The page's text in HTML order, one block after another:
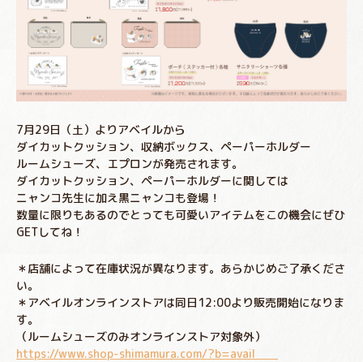
7月29日（土）よりアベイルから
ダイカットクッション、収納ボックス、ペーパーホルダー
ルームシューズ、エプロンが発売されます。
ダイカットクッション、ペーパーホルダーに関しては
ニャンコ先生に加え黒ニャンコも登場！
数量に限りもあるのでとっても可愛いアイテムをこの機会にぜひ
GETしてね！
＊店舗によって在庫状況が異なります。あらかじめご了承くださ
い。
＊アベイルオンラインストアは同日12:00より販売開始になりま
す。
（ルームシューズのみオンラインストア対象外）
https://www.shop-shimamura.com/?b=avail